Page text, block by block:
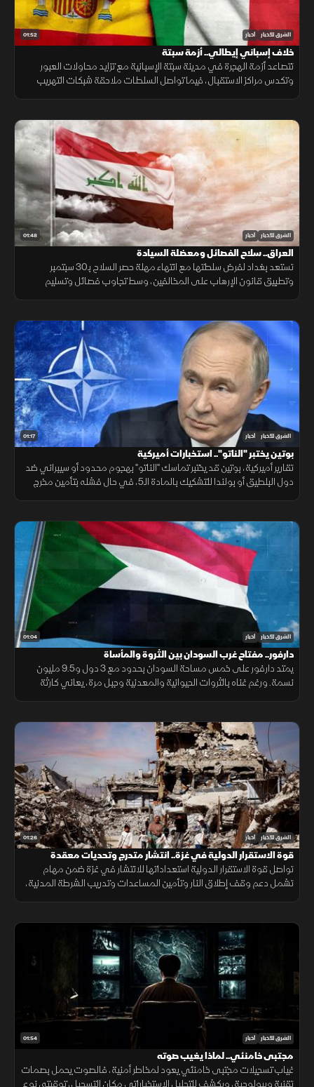
01:52 الشرق للأخبار أخبار
خلاف إسباني إيطالي.. أزمة سبتة
تتصاعد أزمة الهجرة في مدينة سبتة الإسبانية مع تزايد محاولات العبور
وتكدس مراكز الاستقبال، فيما تواصل السلطات ملاحقة شبكات التهريب
01:48 الشرق للأخبار أخبار
العراق.. سلاح الفصائل ومعضلة السيادة
تستعد بغداد لفرض سلطتها مع انتهاء مهلة حصر السلاح بـ30 سبتمبر
وتطبيق قانون الإرهاب على المخالفين، وسط تجاوب فصائل وتسليم
01:17 الشرق للأخبار أخبار
بوتين يختبر "الناتو".. استخبارات أميركية
تقارير أميركية، بوتين قد يختبر تماسك "الناتو" بهجوم محدود أو سيبراني ضد
دول البلطيق أو بولندا للتشكيك بالمادة الـ5، في حال فشله بتأمين مخرج
01:04 الشرق للأخبار أخبار
دارفور.. مفتاح غرب السودان بين الثروة والمأساة
يمتد دارفور على خمس مساحة السودان بحدود مع 3 دول و9.5 مليون
نسمة. ورغم غناه بالثروات الحيوانية والمعدنية وجبل مرة، يعاني كارثة
01:26 الشرق للأخبار أخبار
قوة الاستقرار الدولية في غزة.. انتشار متدرج وتحديات معقدة
تواصل قوة الاستقرار الدولية استعداداتها للانتشار في غزة ضمن مهام
تشمل دعم وقف إطلاق النار وتأمين المساعدات وتدريب الشرطة المدنية،
01:54 الشرق للأخبار أخبار
مجتبى خامنئي.. لماذا يغيب صوته
غياب تسجيلات مجتبى خامنئي يعود لمخاطر أمنية، فالصوت يحمل بصمات